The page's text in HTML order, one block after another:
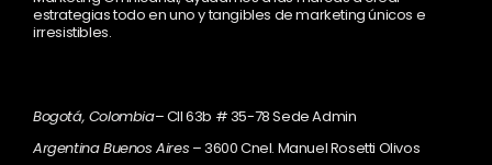
estrategias todo en uno y tangibles de marketing únicos e
irresistibles.
Bogotá, Colombia– Cll 63b # 35-78 Sede Admin
Argentina Buenos Aires – 3600 Cnel. Manuel Rosetti Olivos